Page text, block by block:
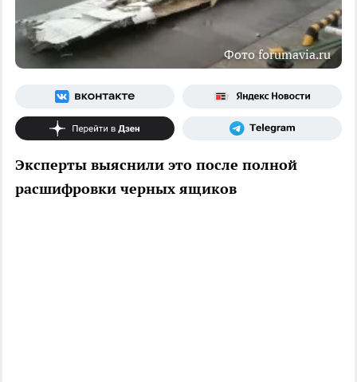
Фото forumavia.ru
Эксперты выяснили это после полной
расшифровки черных ящиков